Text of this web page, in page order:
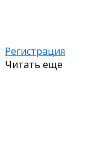
Регистрация
Читать еще